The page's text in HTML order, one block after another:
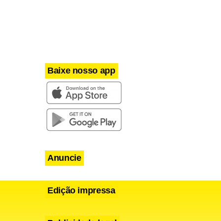
resultado.
para
Baixe nosso app
Anuncie
Edição impressa